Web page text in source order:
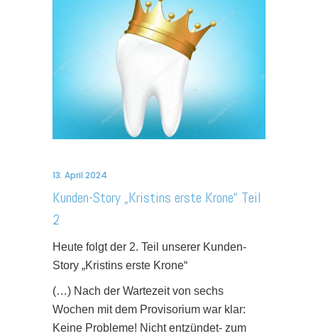
13. April 2024
Kunden-Story „Kristins erste Krone“ Teil
2
Heute folgt der 2. Teil unserer Kunden-
Story „Kristins erste Krone“
(…) Nach der Wartezeit von sechs
Wochen mit dem Provisorium war klar:
Keine Probleme! Nicht entzündet- zum